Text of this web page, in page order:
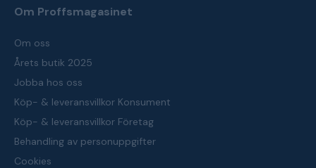
Om Proffsmagasinet
Om oss
Årets butik 2025
Jobba hos oss
Köp- & leveransvillkor Konsument
Köp- & leveransvillkor Företag
Behandling av personuppgifter
Cookies